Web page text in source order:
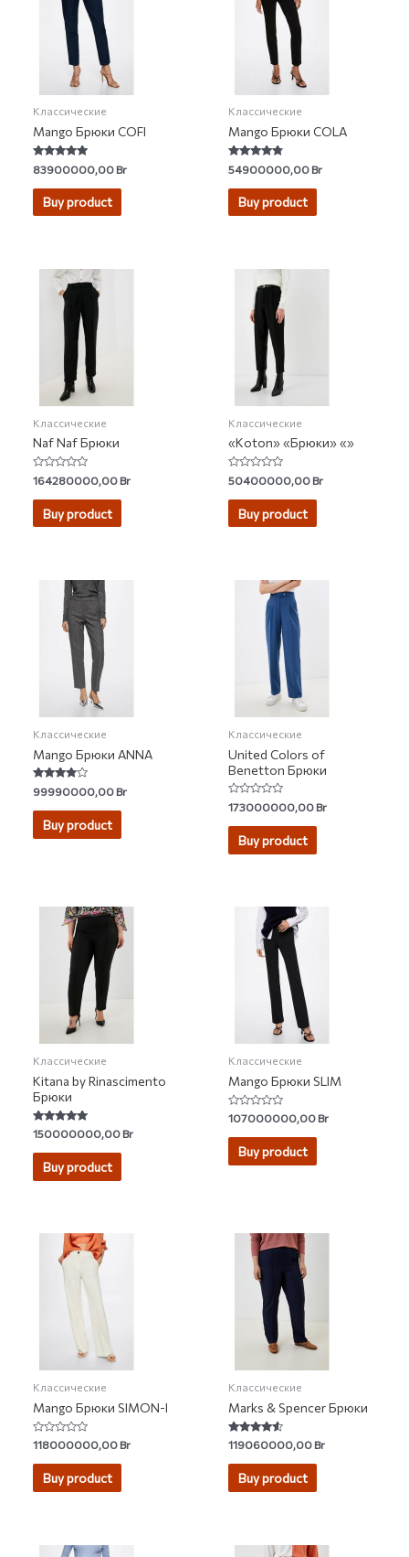
Классические
Mango Брюки COFI
Rated
4.67
out of 5
83900000,00Br
Buy product
Классические
Mango Брюки COLA
Rated
4.57
out of 5
54900000,00Br
Buy product
Классические
Naf Naf Брюки
Rated
0
out
164280000,00Br
Buy product
Классические
«Koton» «Брюки» «»
Rated
0
out
50400000,00Br
Buy product
Классические
Mango Брюки ANNA
Rated
3.67
out of 5
99990000,00Br
Buy product
Классические
United Colors of
Benetton Брюки
Rated
0
out
173000000,00Br
Buy product
Классические
Kitana by Rinascimento
Брюки
Rated
5.00
out of 5
150000000,00Br
Buy product
Классические
Mango Брюки SLIM
Rated
0
out
107000000,00Br
Buy product
Классические
Mango Брюки SIMON-I
Rated
0
out
118000000,00Br
Buy product
Классические
Marks & Spencer Брюки
Rated
4.33
out of 5
119060000,00Br
Buy product